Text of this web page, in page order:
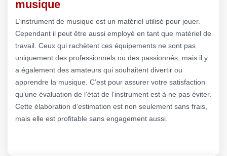
musique
L’instrument de musique est un matériel utilisé pour jouer.
Cependant il peut être aussi employé en tant que matériel de
travail. Ceux qui rachètent ces équipements ne sont pas
uniquement des professionnels ou des passionnés, mais il y
a également des amateurs qui souhaitent divertir ou
apprendre la musique. C’est pour assurer votre satisfaction
qu’une évaluation de l’état de l’instrument est à ne pas éviter.
Cette élaboration d’estimation est non seulement sans frais,
mais elle est profitable sans engagement aussi.